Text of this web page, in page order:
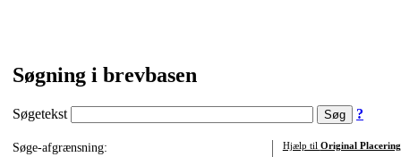
Søgning i brevbasen
Søgetekst ?
Søge-afgrænsning:
Hjælp til Original Placering